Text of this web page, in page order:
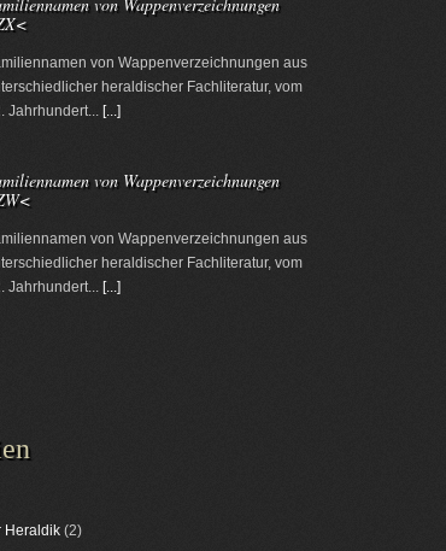
von Wappenverzeichnungen aus
heraldischer Fachliteratur, vom
Jahrhundert... [...]
von Wappenverzeichnungen
von Wappenverzeichnungen aus
heraldischer Fachliteratur, vom
Jahrhundert... [...]
Heraldik(2)